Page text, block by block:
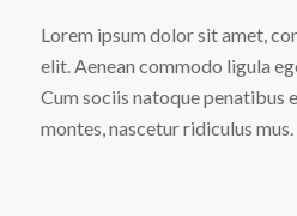
Lorem ipsum dolor sit amet,
elit. Aenean commodo ligula
Cum sociis natoque penatibus
montes, nascetur ridiculus mus.